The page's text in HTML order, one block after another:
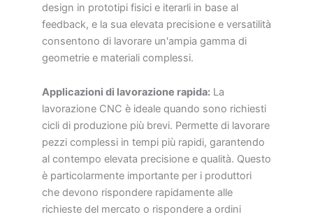
design in prototipi fisici e iterarli in base al
feedback, e la sua elevata precisione e versatilità
consentono di lavorare un'ampia gamma di
geometrie e materiali complessi.
Applicazioni di lavorazione rapida: La
lavorazione CNC è ideale quando sono richiesti
cicli di produzione più brevi. Permette di lavorare
pezzi complessi in tempi più rapidi, garantendo
al contempo elevata precisione e qualità. Questo
è particolarmente importante per i produttori
che devono rispondere rapidamente alle
richieste del mercato o rispondere a ordini